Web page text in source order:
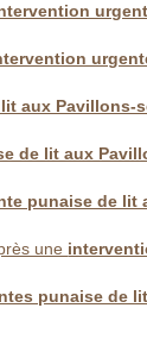
aux Pavillons-
de lit aux
punaise de lit
une
punaise de